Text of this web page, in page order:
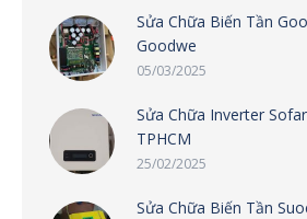
Sửa Chữa Biến Tần
Goodwe
05/03/2025
Sửa Chữa Inverter
TPHCM
25/02/2025
Sửa Chữa Biến Tần